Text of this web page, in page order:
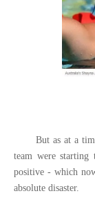
But as at a
team were starting
positive - which
absolute disaster.